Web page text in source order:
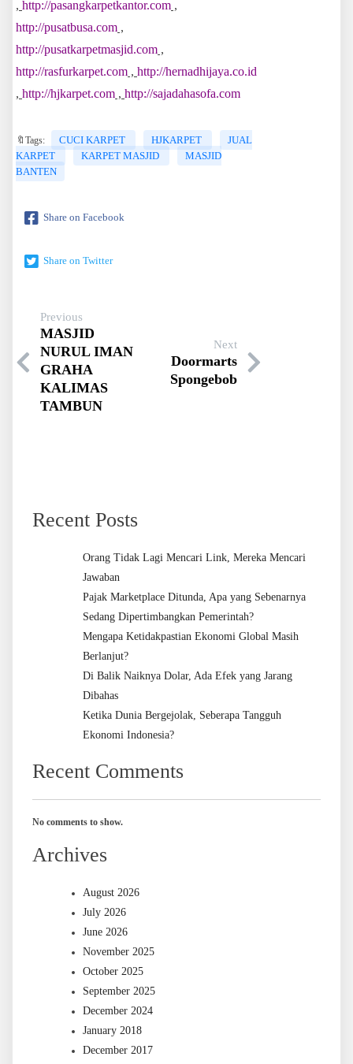
, http://pasangkarpetkantor.com ,
http://pusatbusa.com ,
http://pusatkarpetmasjid.com ,
http://rasfurkarpet.com , http://hernadhijaya.co.id
, http://hjkarpet.com , http://sajadahasofa.com
🔖Tags: CUCI KARPET HJKARPET
JUAL
KARPET
KARPET MASJID
MASJID
BANTEN
Share on Facebook
Share on Twitter
Previous
MASJID
NURUL IMAN
GRAHA
KALIMAS
TAMBUN
Next
Doormarts
Spongebob
Recent Posts
Orang Tidak Lagi Mencari Link, Mereka Mencari
Jawaban
Pajak Marketplace Ditunda, Apa yang Sebenarnya
Sedang Dipertimbangkan Pemerintah?
Mengapa Ketidakpastian Ekonomi Global Masih
Berlanjut?
Di Balik Naiknya Dolar, Ada Efek yang Jarang
Dibahas
Ketika Dunia Bergejolak, Seberapa Tangguh
Ekonomi Indonesia?
Recent Comments
No comments to show.
Archives
August 2026
July 2026
June 2026
November 2025
October 2025
September 2025
December 2024
January 2018
December 2017